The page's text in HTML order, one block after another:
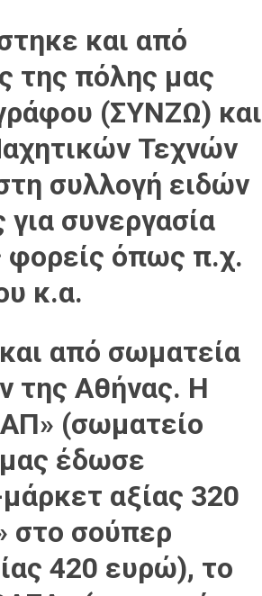
και από
της πόλης μας
(ΣΥΝΖΩ) και
Τεχνών
συλλογή ειδών
συνεργασία
φορείς όπως π.χ.
κ.α.
από σωματεία
της Αθήνας. Η
(σωματείο
έδωσε
αξίας 320
στο σούπερ
420 ευρώ), το